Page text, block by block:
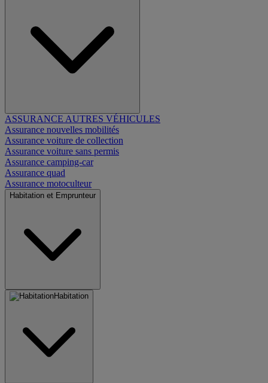
ASSURANCE AUTRES VÉHICULES
Assurance nouvelles mobilités
Assurance voiture de collection
Assurance voiture sans permis
Assurance camping-car
Assurance quad
Assurance motoculteur
Habitation et Emprunteur
Habitation